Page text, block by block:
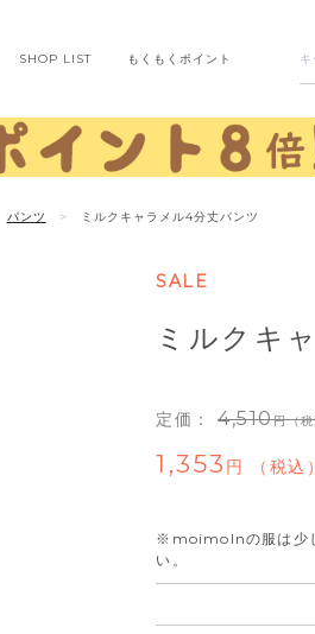
SHOP LIST もくもくポイント
パンツ ミルクキャラメル4分丈パンツ
SALE
ミルクキ
定価： 4,510 （税
1,353 税込
※moimolnの服は少し
い。